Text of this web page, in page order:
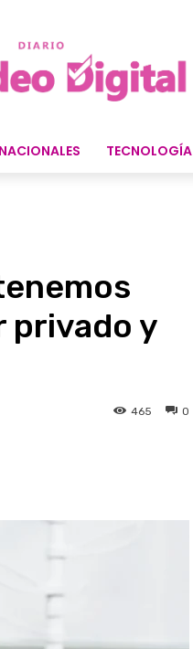
TECNOLOGÍA
privado y
0
465